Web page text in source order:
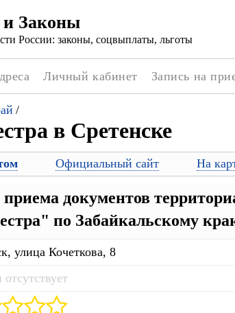
Законы
России: законы, соцвыплаты, льготы
Личный кабинет Запись на
/
в Сретенске
Официальный сайт На
документов
по Забайкальскому
улица Кочеткова, 8